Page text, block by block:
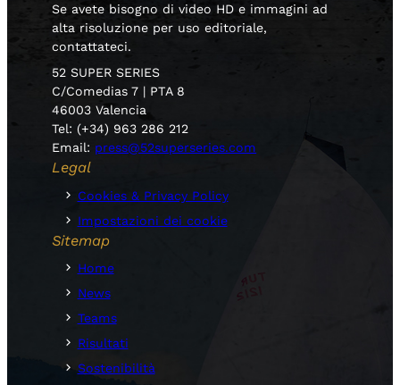
Se avete bisogno di video HD e immagini ad
alta risoluzione per uso editoriale,
contattateci.
52 SUPER SERIES
C/Comedias 7 | PTA 8
46003 Valencia
Tel: (+34) 963 286 212
Email: press@52superseries.com
Legal
Cookies & Privacy Policy
Impostazioni dei cookie
Sitemap
Home
News
Teams
Risultati
Sostenibilità